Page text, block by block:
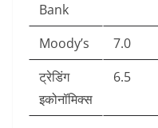
Bank
Moody’s 7.0
ट्रेडिंग
इकोनॉमिक्स
6.5